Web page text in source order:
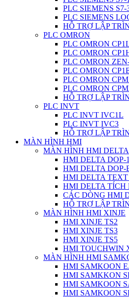
PLC SIEMENS S7-
PLC SIEMENS
HỖ TRỢ LẬP
PLC OMRON
PLC OMRON
PLC OMRON
PLC OMRON
PLC OMRON
PLC OMRON
PLC OMRON
HỖ TRỢ LẬP
PLC INVT
PLC INVT IVC1L
PLC INVT IVC3
HỖ TRỢ LẬP
MÀN HÌNH HMI
MÀN HÌNH HMI DELTA
HMI DELTA DOP-
HMI DELTA DOP-
HMI DELTA
HMI DELTA TÍCH
CÁC DÒNG HMI
HỖ TRỢ LẬP
MÀN HÌNH HMI XINJE
HMI XINJE TS2
HMI XINJE TS3
HMI XINJE TS5
HMI TOUCHWIN
MÀN HÌNH HMI
HMI SAMKOON
HMI SAMKKON
HMI SAMKOON
HMI SAMKOON